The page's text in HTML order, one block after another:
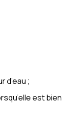
d’eau ;
est bien